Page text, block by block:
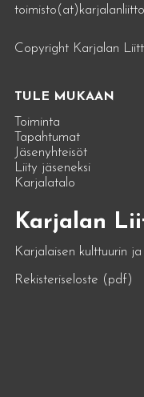
Copyright Karjalan
TULE MUKAAN
Toiminta
Tapahtumat
Jäsenyhteisöt
Liity jäseneksi
Karjalatalo
Karjalan
Karjalaisen kulttuurin
Rekisteriseloste (pdf)